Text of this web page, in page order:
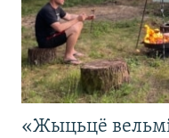
«Жыцьцё